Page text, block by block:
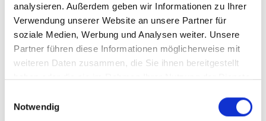
analysieren. Außerdem geben wir Informationen zu Ihrer
Verwendung unserer Website an unsere Partner für
soziale Medien, Werbung und Analysen weiter. Unsere
Partner führen diese Informationen möglicherweise mit
weiteren Daten zusammen, die Sie ihnen bereitgestellt
haben oder die sie im Rahmen Ihrer Nutzung der Dienste
Notwendig
Vorname
Straße